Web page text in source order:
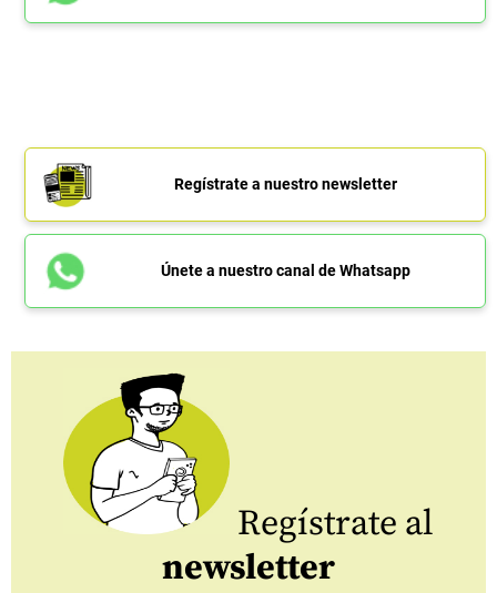
Regístrate a nuestro newsletter
Únete a nuestro canal de Whatsapp
Regístrate al
newsletter